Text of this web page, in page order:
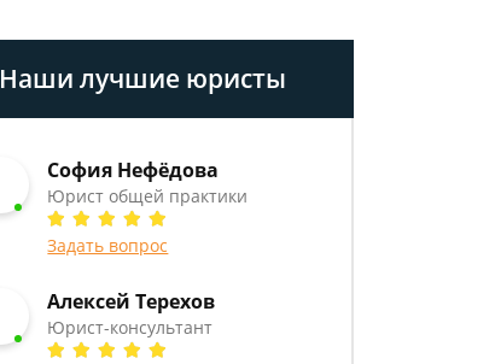
Наши лучшие юристы
София Нефёдова
Юрист общей практики
Задать вопрос
Алексей Терехов
Юрист-консультант